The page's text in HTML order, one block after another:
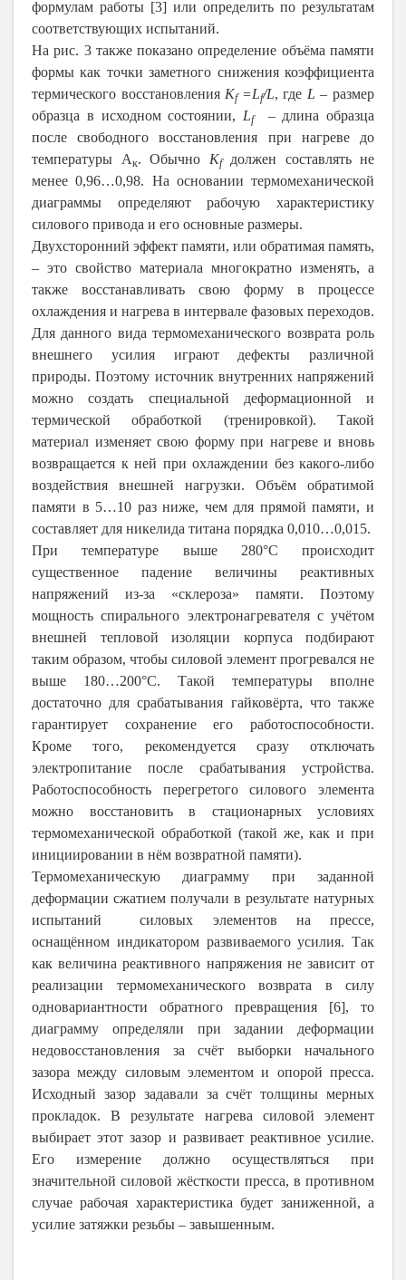
формулам работы [3] или определить по результатам
соответствующих испытаний.
На рис. 3 также показано определение объёма памяти
формы как точки заметного снижения коэффициента
термического восстановления Kf =Lf/L, где L – размер
образца в исходном состоянии, Lf– длина образца
после свободного восстановления при нагреве до
температуры Ак. Обычно Kfдолжен составлять не
менее 0,96…0,98. На основании термомеханической
диаграммы определяют рабочую характеристику
силового привода и его основные размеры.
Двухсторонний эффект памяти, или обратимая память,
– это свойство материала многократно изменять, а
также восстанавливать свою форму в процессе
охлаждения и нагрева в интервале фазовых переходов.
Для данного вида термомеханического возврата роль
внешнего усилия играют дефекты различной
природы. Поэтому источник внутренних напряжений
можно создать специальной деформационной и
термической обработкой (тренировкой). Такой
материал изменяет свою форму при нагреве и вновь
возвращается к ней при охлаждении без какого-либо
воздействия внешней нагрузки. Объём обратимой
памяти в 5…10 раз ниже, чем для прямой памяти, и
составляет для никелида титана порядка 0,010…0,015.
При температуре выше 280°C происходит
существенное падение величины реактивных
напряжений из-за «склероза» памяти. Поэтому
мощность спирального электронагревателя с учётом
внешней тепловой изоляции корпуса подбирают
таким образом, чтобы силовой элемент прогревался не
выше 180…200°С. Такой температуры вполне
достаточно для срабатывания гайковёрта, что также
гарантирует сохранение его работоспособности.
Кроме того, рекомендуется сразу отключать
электропитание после срабатывания устройства.
Работоспособность перегретого силового элемента
можно восстановить в стационарных условиях
термомеханической обработкой (такой же, как и при
инициировании в нём возвратной памяти).
Термомеханическую диаграмму при заданной
деформации сжатием получали в результате натурных
испытаний силовых элементов на прессе,
оснащённом индикатором развиваемого усилия. Так
как величина реактивного напряжения не зависит от
реализации термомеханического возврата в силу
одновариантности обратного превращения [6], то
диаграмму определяли при задании деформации
недовосстановления за счёт выборки начального
зазора между силовым элементом и опорой пресса.
Исходный зазор задавали за счёт толщины мерных
прокладок. В результате нагрева силовой элемент
выбирает этот зазор и развивает реактивное усилие.
Его измерение должно осуществляться при
значительной силовой жёсткости пресса, в противном
случае рабочая характеристика будет заниженной, а
усилие затяжки резьбы – завышенным.